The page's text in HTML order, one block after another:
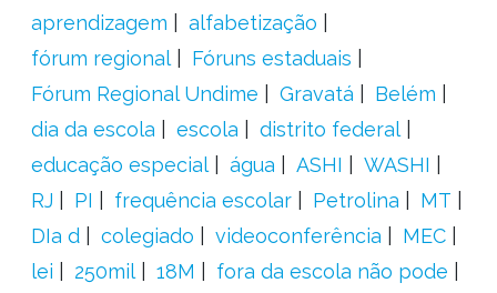
aprendizagem
alfabetização
fórum regional
Fóruns estaduais
Fórum Regional Undime
Gravatá
Belém
dia da escola
escola
distrito federal
educação especial
água ASHI
WASHI
RJ
PI frequência escolar Petrolina
MT
DIa d
colegiado videoconferência
MEC
lei
250mil 18M
fora da escola não pode